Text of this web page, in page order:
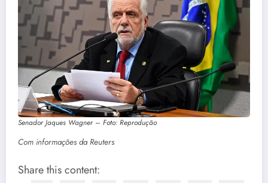
Senador Jaques Wagner – Foto: Reprodução
Com informações da Reuters
Share this content: